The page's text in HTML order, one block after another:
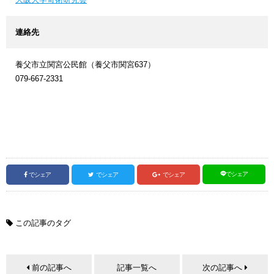
連絡先
養父市立関宮公民館（養父市関宮637）
079-667-2331
でシェア でシェア でシェア でシェア
この記事のタグ
前の記事へ 記事一覧へ 次の記事へ